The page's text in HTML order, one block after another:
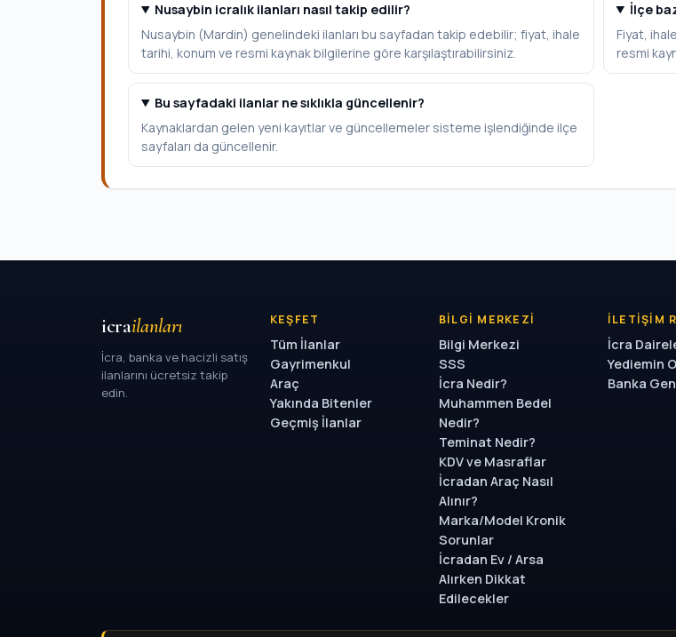
Nusaybin icralık ilanları nasıl takip edilir?
Nusaybin (Mardin) genelindeki ilanları bu sayfadan takip edebilir; fiyat, ihale
tarihi, konum ve resmi kaynak bilgilerine göre karşılaştırabilirsiniz.
İlçe
Fiyat,
resmi
Bu sayfadaki ilanlar ne sıklıkla güncellenir?
Kaynaklardan gelen yeni kayıtlar ve güncellemeler sisteme işlendiğinde ilçe
sayfaları da güncellenir.
icrailanları
İcra, banka ve hacizli satış
ilanlarını ücretsiz takip
edin.
KEŞFET
Tüm İlanlar
Gayrimenkul
Araç
Yakında Bitenler
Geçmiş İlanlar
BILGI MERKEZI
Bilgi Merkezi
SSS
İcra Nedir?
Muhammen Bedel
Nedir?
Teminat Nedir?
KDV ve Masraflar
İcradan Araç Nasıl
Alınır?
Marka/Model Kronik
Sorunlar
İcradan Ev / Arsa
Alırken Dikkat
Edilecekler
İLETIŞIM
İcra
Yediemin
Banka